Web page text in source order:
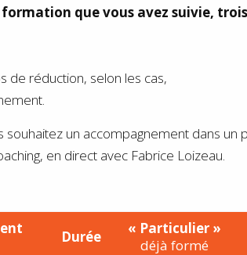
que vous avez suivie,
de réduction, selon les cas,
un accompagnement dans un
en direct avec Fabrice Loizeau.
Durée
« Particulier »
déjà formé